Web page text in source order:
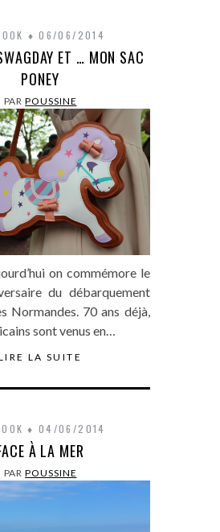
06/06/2014
ET … MON SAC
PONEY
PARPOUSSINE
on commémore le
du débarquement
Normandes. 70 ans déjà,
sont venus en…
LA SUITE
04/06/2014
À LA MER
PARPOUSSINE